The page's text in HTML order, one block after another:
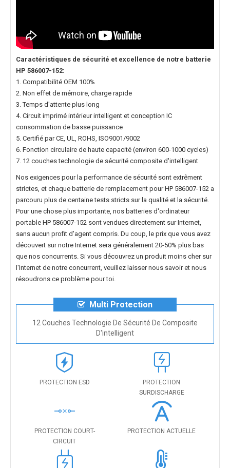
Caractéristiques de sécurité et excellence de notre batterie
HP 586007-152:
1. Compatibilité OEM 100%
2. Non effet de mémoire, charge rapide
3. Temps d'attente plus long
4. Circuit imprimé intérieur intelligent et conception IC
consommation de basse puissance
5. Certifié par CE, UL, ROHS, ISO9001/9002
6. Fonction circulaire de haute capacité (environ 600-1000 cycles)
7. 12 couches technologie de sécurité composite d'intelligent
Nos exigences pour la performance de sécurité sont extrêment
strictes, et chaque batterie de remplacement pour HP 586007-152 a
parcouru plus de centaine tests stricts sur la qualité et la sécurité.
Pour une chose plus importante, nos batteries d'ordinateur
portable HP 586007-152 sont vendues directement sur Internet,
sans aucun profit d'agent compris. Du coup, le prix que vous avez
découvert sur notre Internet sera généralement 20-50% plus bas
que nos concurrents. Si vous découvrez un produit moins cher sur
l'Internet de notre concurrent, veuillez laisser nous savoir et nous
résoudrons ce problème pour toi.
Multi Protection
12 Couches Technologie De Sécurité De Composite
D'intelligent
PROTECTION ESD
PROTECTION
SURDISCHARGE
PROTECTION COURT-
CIRCUIT
PROTECTION ACTUELLE